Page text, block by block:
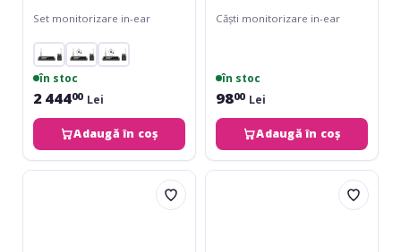
Set monitorizare in-ear
în stoc
2 44400 Lei
Adaugă în coș
Căști monitorizare in-ear
în stoc
9800 Lei
Adaugă în coș
LD
KZ